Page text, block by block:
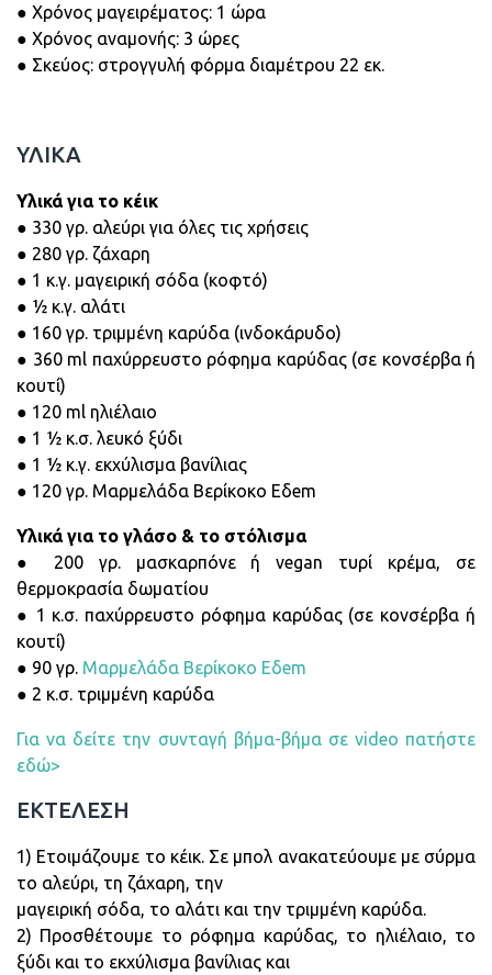
● Χρόνος μαγειρέματος: 1 ώρα
● Χρόνος αναμονής: 3 ώρες
● Σκεύος: στρογγυλή φόρμα διαμέτρου 22 εκ.
ΥΛΙΚΑ
Υλικά για το κέικ
● 330 γρ. αλεύρι για όλες τις χρήσεις
● 280 γρ. ζάχαρη
● 1 κ.γ. μαγειρική σόδα (κοφτό)
● ½ κ.γ. αλάτι
● 160 γρ. τριμμένη καρύδα (ινδοκάρυδο)
● 360 ml παχύρρευστο ρόφημα καρύδας (σε κονσέρβα ή
κουτί)
● 120 ml ηλιέλαιο
● 1 ½ κ.σ. λευκό ξύδι
● 1 ½ κ.γ. εκχύλισμα βανίλιας
● 120 γρ. Μαρμελάδα Βερίκοκο Εδem
Υλικά για το γλάσο & το στόλισμα
● 200 γρ. μασκαρπόνε ή vegan τυρί κρέμα, σε
θερμοκρασία δωματίου
● 1 κ.σ. παχύρρευστο ρόφημα καρύδας (σε κονσέρβα ή
κουτί)
● 90 γρ. Μαρμελάδα Βερίκοκο Εδem
● 2 κ.σ. τριμμένη καρύδα
Για να δείτε την συνταγή βήμα-βήμα σε video πατήστε
εδώ>
ΕΚΤΕΛΕΣΗ
1) Ετοιμάζουμε το κέικ. Σε μπολ ανακατεύουμε με σύρμα
το αλεύρι, τη ζάχαρη, την
μαγειρική σόδα, το αλάτι και την τριμμένη καρύδα.
2) Προσθέτουμε το ρόφημα καρύδας, το ηλιέλαιο, το
ξύδι και το εκχύλισμα βανίλιας και